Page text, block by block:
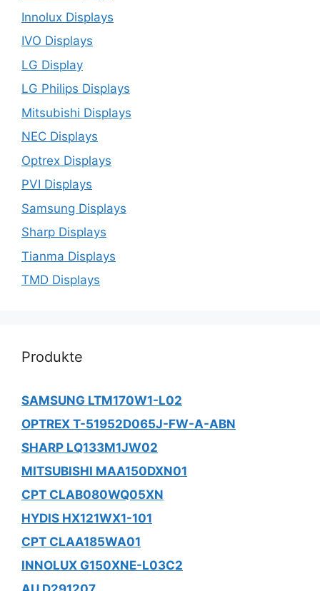
Innolux Displays
IVO Displays
LG Display
LG Philips Displays
Mitsubishi Displays
NEC Displays
Optrex Displays
PVI Displays
Samsung Displays
Sharp Displays
Tianma Displays
TMD Displays
Produkte
SAMSUNG LTM170W1-L02
OPTREX T-51952D065J-FW-A-ABN
SHARP LQ133M1JW02
MITSUBISHI MAA150DXN01
CPT CLAB080WQ05XN
HYDIS HX121WX1-101
CPT CLAA185WA01
INNOLUX G150XNE-L03C2